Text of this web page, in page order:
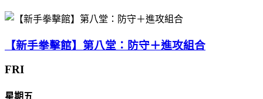
【新手拳擊館】第八堂：防守＋進攻組合
FRI
星期五